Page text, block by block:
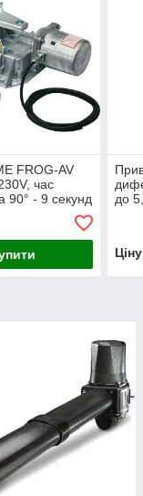
FROG-AV
час
90° - 9 секунд
до